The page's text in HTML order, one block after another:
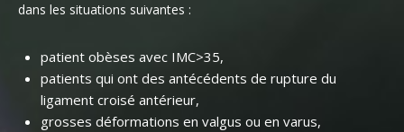
dans les situations suivantes :
patient obèses avec IMC>35,
patients qui ont des antécédents de rupture du
ligament croisé antérieur,
grosses déformations en valgus ou en varus,